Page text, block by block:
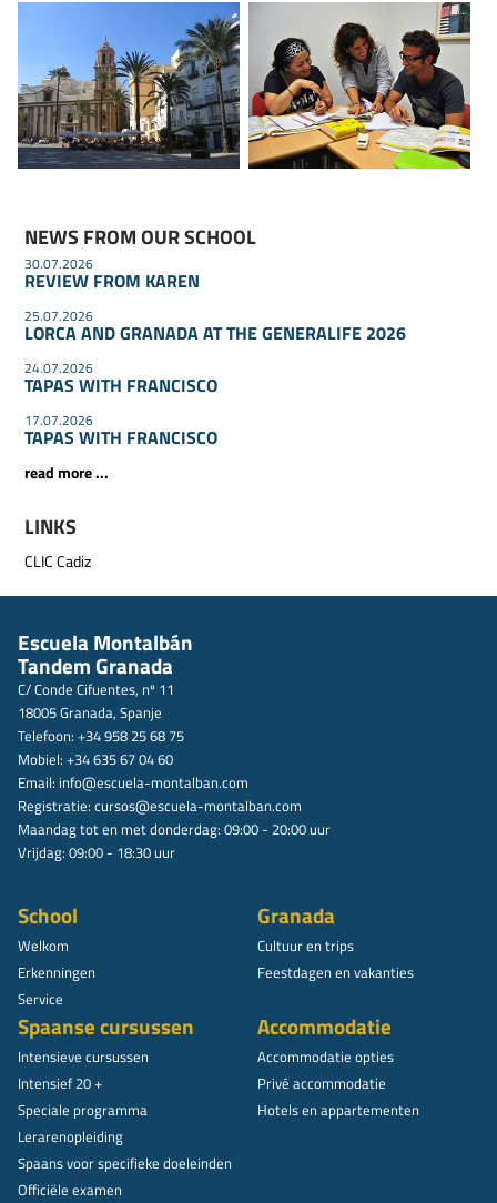
NEWS FROM OUR SCHOOL
30.07.2026
REVIEW FROM KAREN
25.07.2026
LORCA AND GRANADA AT THE GENERALIFE 2026
24.07.2026
TAPAS WITH FRANCISCO
17.07.2026
TAPAS WITH FRANCISCO
read more ...
LINKS
CLIC Cadiz
Escuela Montalbán
Tandem Granada
C/ Conde Cifuentes, nº 11
18005 Granada, Spanje
Telefoon: +34 958 25 68 75
Mobiel: +34 635 67 04 60
Email: info@escuela-montalban.com
Registratie: cursos@escuela-montalban.com
Maandag tot en met donderdag: 09:00 - 20:00 uur
Vrijdag: 09:00 - 18:30 uur
School
Welkom
Erkenningen
Service
Granada
Cultuur en trips
Feestdagen en vakanties
Spaanse cursussen
Intensieve cursussen
Intensief 20 +
Speciale programma
Lerarenopleiding
Spaans voor specifieke doeleinden
Officiële examen
Accommodatie
Accommodatie opties
Privé accommodatie
Hotels en appartementen